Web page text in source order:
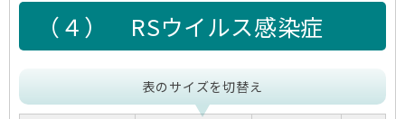
（４） RSウイルス感染症
表のサイズを切替え